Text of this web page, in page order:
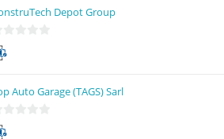
Depot Group
Auto Garage (TAGS) Sarl